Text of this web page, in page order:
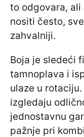
to odgovara, ali
nositi često,
zahvalniji.
Boja je sledeći
tamnoplava i
ulaze u
izgledaju
jednostavnu
pažnje pri